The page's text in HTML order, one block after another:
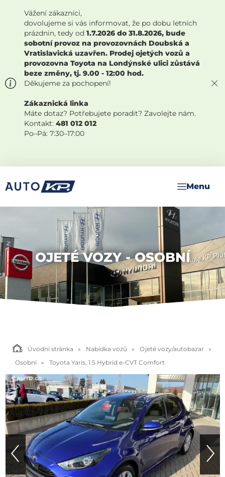
Vážení zákazníci,
dovolujeme si vás informovat, že po dobu letních
prázdnin, tedy od 1.7.2026 do 31.8.2026, bude
sobotní provoz na provozovnách Doubská a
Vratislavická uzavřen. Prodej ojetých vozů a
provozovna Toyota na Londýnské ulici zůstává
beze změny, tj. 9.00 - 12:00 hod.
Děkujeme za pochopení!
Zákaznická linka
Máte dotaz? Potřebujete poradit? Zavolejte nám.
Kontakt: 481 012 012
Po–Pá: 7:30–17:00
OJETÉ VOZY - OSOBNÍ
Úvodní stránka Nabídka vozů
Ojeté vozy/autobazar
Osobní
Toyota Yaris, 1.5 Hybrid e-CVT Comfort